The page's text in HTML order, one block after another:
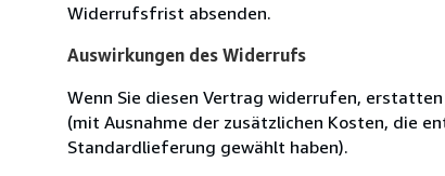
Widerrufsfrist absenden.
Auswirkungen des Widerrufs
Wenn Sie diesen Vertrag widerrufen,
(mit Ausnahme der zusätzlichen Kosten, die
Standardlieferung gewählt haben).